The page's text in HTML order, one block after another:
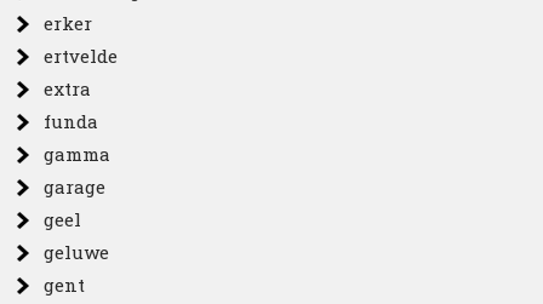
erker
ertvelde
extra
funda
gamma
garage
geel
geluwe
gent